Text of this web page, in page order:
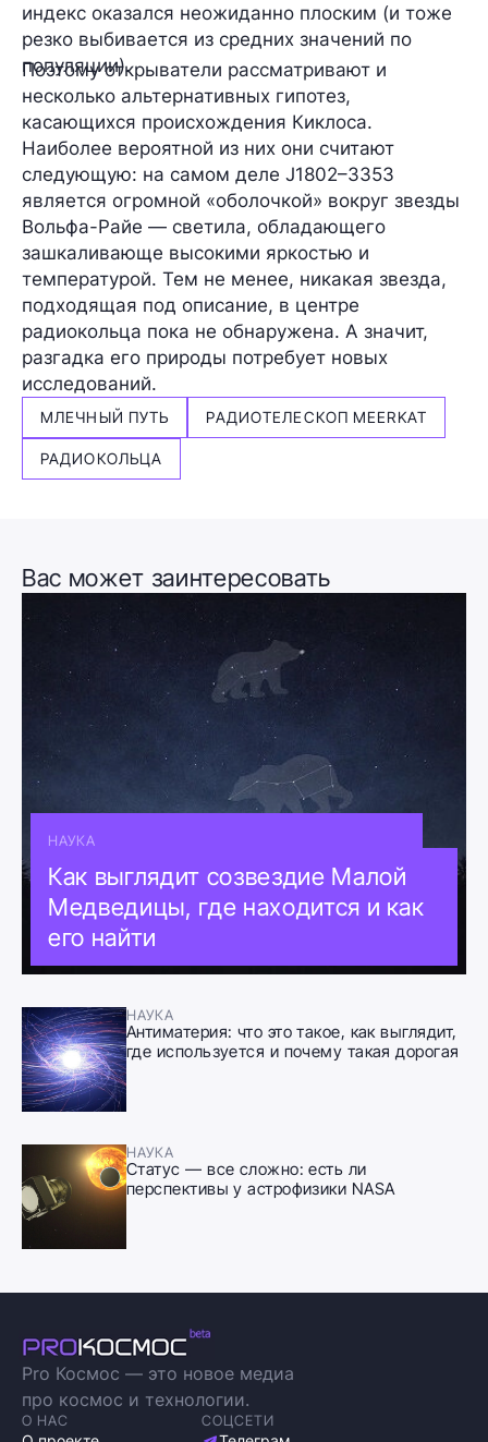
индекс оказался неожиданно плоским (и тоже
резко выбивается из средних значений по
популяции).
Поэтому открыватели рассматривают и
несколько альтернативных гипотез,
касающихся происхождения Киклоса.
Наиболее вероятной из них они считают
следующую: на самом деле J1802–3353
является огромной «оболочкой» вокруг звезды
Вольфа-Райе — светила, обладающего
зашкаливающе высокими яркостью и
температурой. Тем не менее, никакая звезда,
подходящая под описание, в центре
радиокольца пока не обнаружена. А значит,
разгадка его природы потребует новых
исследований.
МЛЕЧНЫЙ ПУТЬ РАДИОТЕЛЕСКОП MEERKAT
РАДИОКОЛЬЦА
Вас может заинтересовать
НАУКА
Как выглядит созвездие Малой
Медведицы, где находится и как
его найти
НАУКА
Антиматерия: что это такое, как выглядит,
где используется и почему такая дорогая
НАУКА
Статус — все сложно: есть ли
перспективы у астрофизики NASA
Pro Космос — это новое медиа
про космос и технологии.
О НАС СОЦСЕТИ